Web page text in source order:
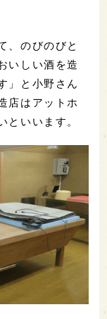
、のびのびと
いしい酒を造
」と小野さん
店はアットホ
といいます。